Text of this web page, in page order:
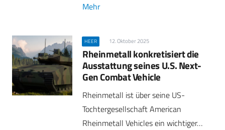
Mehr
HEER 12. Oktober 2025
Rheinmetall konkretisiert die
Ausstattung seines U.S. Next-
Gen Combat Vehicle
Rheinmetall ist über seine US-
Tochtergesellschaft American
Rheinmetall Vehicles ein wichtiger…